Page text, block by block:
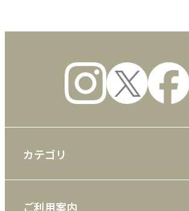
カテゴリ
ご利用案内